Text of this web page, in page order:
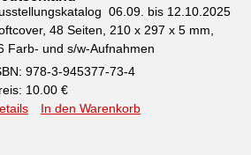
06.09. bis 12.10.2025
48 Seiten, 210 x 297 x 5 mm,
Farb- und s/w-Aufnahmen
978-3-945377-73-4
10.00 €
In den Warenkorb